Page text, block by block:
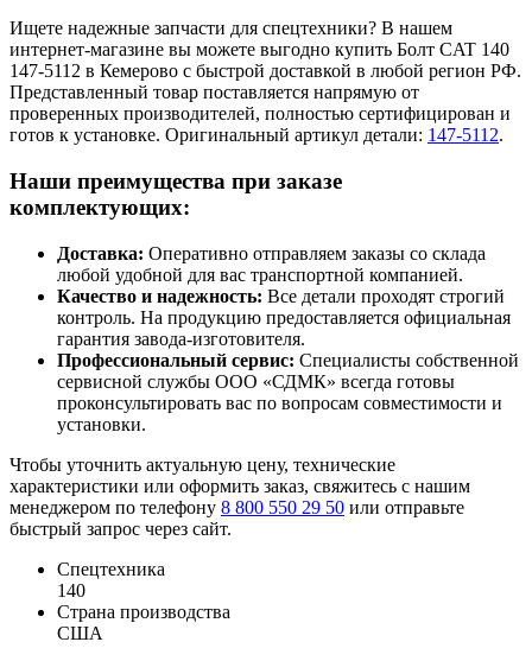
Ищете надежные запчасти для спецтехники? В нашем
интернет-магазине вы можете выгодно купить Болт CAT 140
147-5112 в Кемерово с быстрой доставкой в любой регион РФ.
Представленный товар поставляется напрямую от
проверенных производителей, полностью сертифицирован и
готов к установке. Оригинальный артикул детали: 147-5112.
Наши преимущества при заказе
комплектующих:
Доставка: Оперативно отправляем заказы со склада
любой удобной для вас транспортной компанией.
Качество и надежность: Все детали проходят строгий
контроль. На продукцию предоставляется официальная
гарантия завода-изготовителя.
Профессиональный сервис: Специалисты собственной
сервисной службы ООО «СДМК» всегда готовы
проконсультировать вас по вопросам совместимости и
установки.
Чтобы уточнить актуальную цену, технические
характеристики или оформить заказ, свяжитесь с нашим
менеджером по телефону 8 800 550 29 50 или отправьте
быстрый запрос через сайт.
Спецтехника
140
Страна производства
США